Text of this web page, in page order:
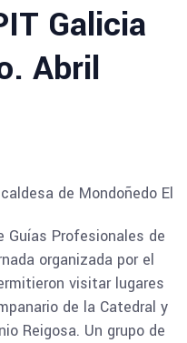
Galicia
Abril
de Mondoñedo
Guías Profesionales de
organizada por el
visitar lugares
de la Catedral y
Reigosa. Un grupo de